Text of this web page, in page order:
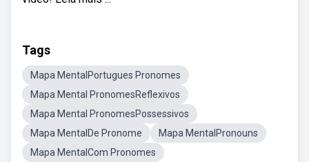
Tags
Mapa MentalPortugues Pronomes
Mapa Mental PronomesReflexivos
Mapa Mental PronomesPossessivos
Mapa MentalDe Pronome
Mapa MentalPronouns
Mapa MentalCom Pronomes